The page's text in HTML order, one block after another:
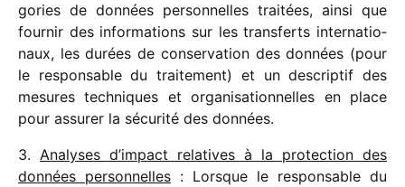
go­ries de données person­nelles trai­tées, ainsi que
four­nir des infor­ma­tions sur les trans­ferts inter­na­tio­
naux, les durées de conser­va­tion des données (pour
le respon­sable du trai­te­ment) et un descrip­tif des
mesures tech­niques et orga­ni­sa­tion­nelles en place
pour assu­rer la sécu­rité des données.
3. Analyses d’impact rela­tives à la protec­tion des
données person­nelles : Lorsque le respon­sable du